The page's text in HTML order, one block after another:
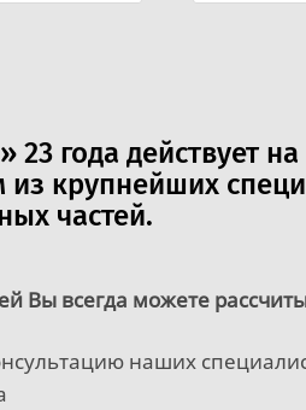
23 года действует
из крупнейших
частей.
Вы всегда можете
наших